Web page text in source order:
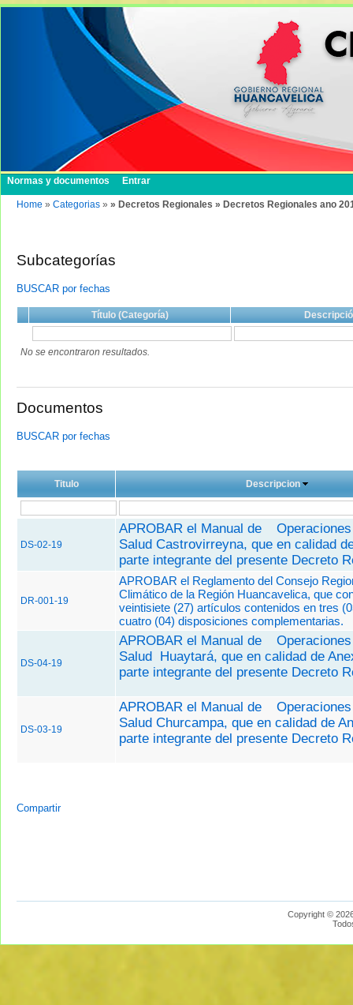
Normas y documentos Entrar
Home » Categorias » » Decretos Regionales » Decretos Regionales ano
Subcategorías
BUSCAR por fechas
Título (Categoría)
No se encontraron resultados.
Documentos
BUSCAR por fechas
Titulo Descripcion
DS-02-19
APROBAR el Manual de
Salud Castrovirreyna, que en calidad
parte integrante del presente Decreto
DR-001-19
APROBAR el Reglamento del Consejo
Climático de la Región Huancavelica, que
veintisiete (27) artículos contenidos en tres
cuatro (04) disposiciones complementarias.
DS-04-19
APROBAR el Manual de
Salud Huaytará, que en calidad de
parte integrante del presente Decreto
DS-03-19
APROBAR el Manual de
Salud Churcampa, que en calidad de
parte integrante del presente Decreto
Compartir
Copyright ©